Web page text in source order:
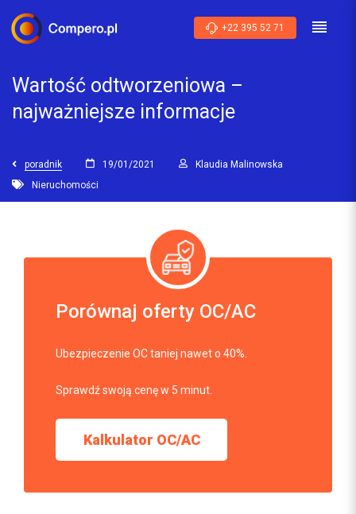
+22 395 52 71
Wartość odtworzeniowa –
najważniejsze informacje
poradnik 19/01/2021
Klaudia Malinowska
Nieruchomości
Porównaj oferty OC/AC
Ubezpieczenie OC taniej nawet o 40%.
Sprawdź swoją cenę w 5 minut.
Kalkulator OC/AC